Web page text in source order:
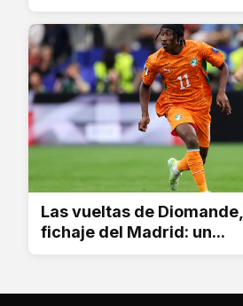
Las vueltas de
fichaje del Madrid: un...